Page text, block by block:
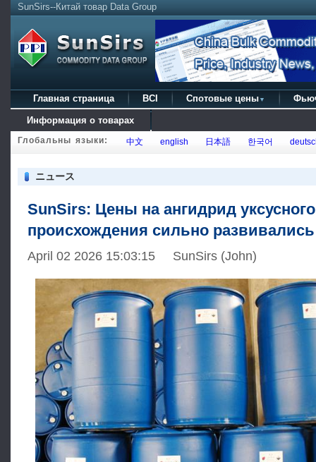
SunSirs--Китай товар Data Group
Главная страница BCI Спотовые цены ▼
Информация о товарах
Глобальны языки: 中文 english 日本語 한국어
ニュース
SunSirs: Цены на ангидрид уксусного
происхождения сильно
April 02 2026 15:03:15 SunSirs (John)